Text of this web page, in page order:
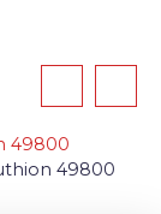
49800
49800